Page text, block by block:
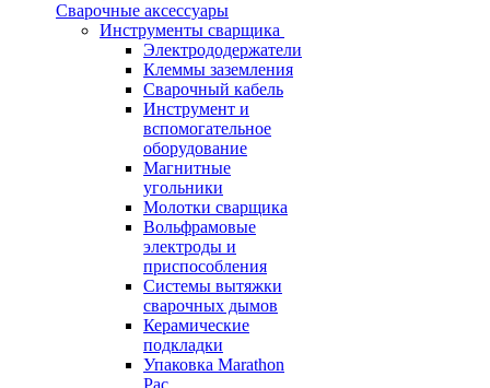
Сварочные аксессуары
Инструменты сварщика
Электрододержатели
Клеммы заземления
Сварочный кабель
Инструмент и
вспомогательное
оборудование
Магнитные
угольники
Молотки сварщика
Вольфрамовые
электроды и
приспособления
Системы вытяжки
сварочных дымов
Керамические
подкладки
Упаковка Marathon
Pac